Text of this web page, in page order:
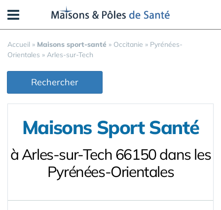
Accueil » Maisons sport-santé » Occitanie » Pyrénées-
Orientales » Arles-sur-Tech
Rechercher
Maisons Sport Santé
à Arles-sur-Tech 66150 dans les
Pyrénées-Orientales
Panneau de gestion des cookies